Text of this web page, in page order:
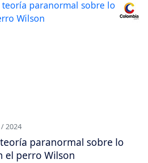
2024
paranormal sobre lo
el perro Wilson